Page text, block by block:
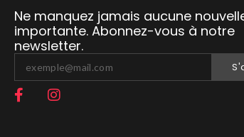
Ne manquez jamais aucune
importante. Abonnez-vous à notre
newsletter.